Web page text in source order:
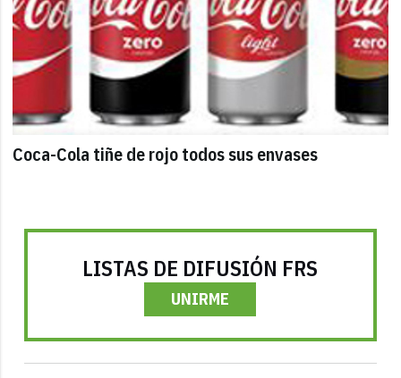
Coca-Cola tiñe de rojo todos sus envases
LISTAS DE DIFUSIÓN FRS
UNIRME